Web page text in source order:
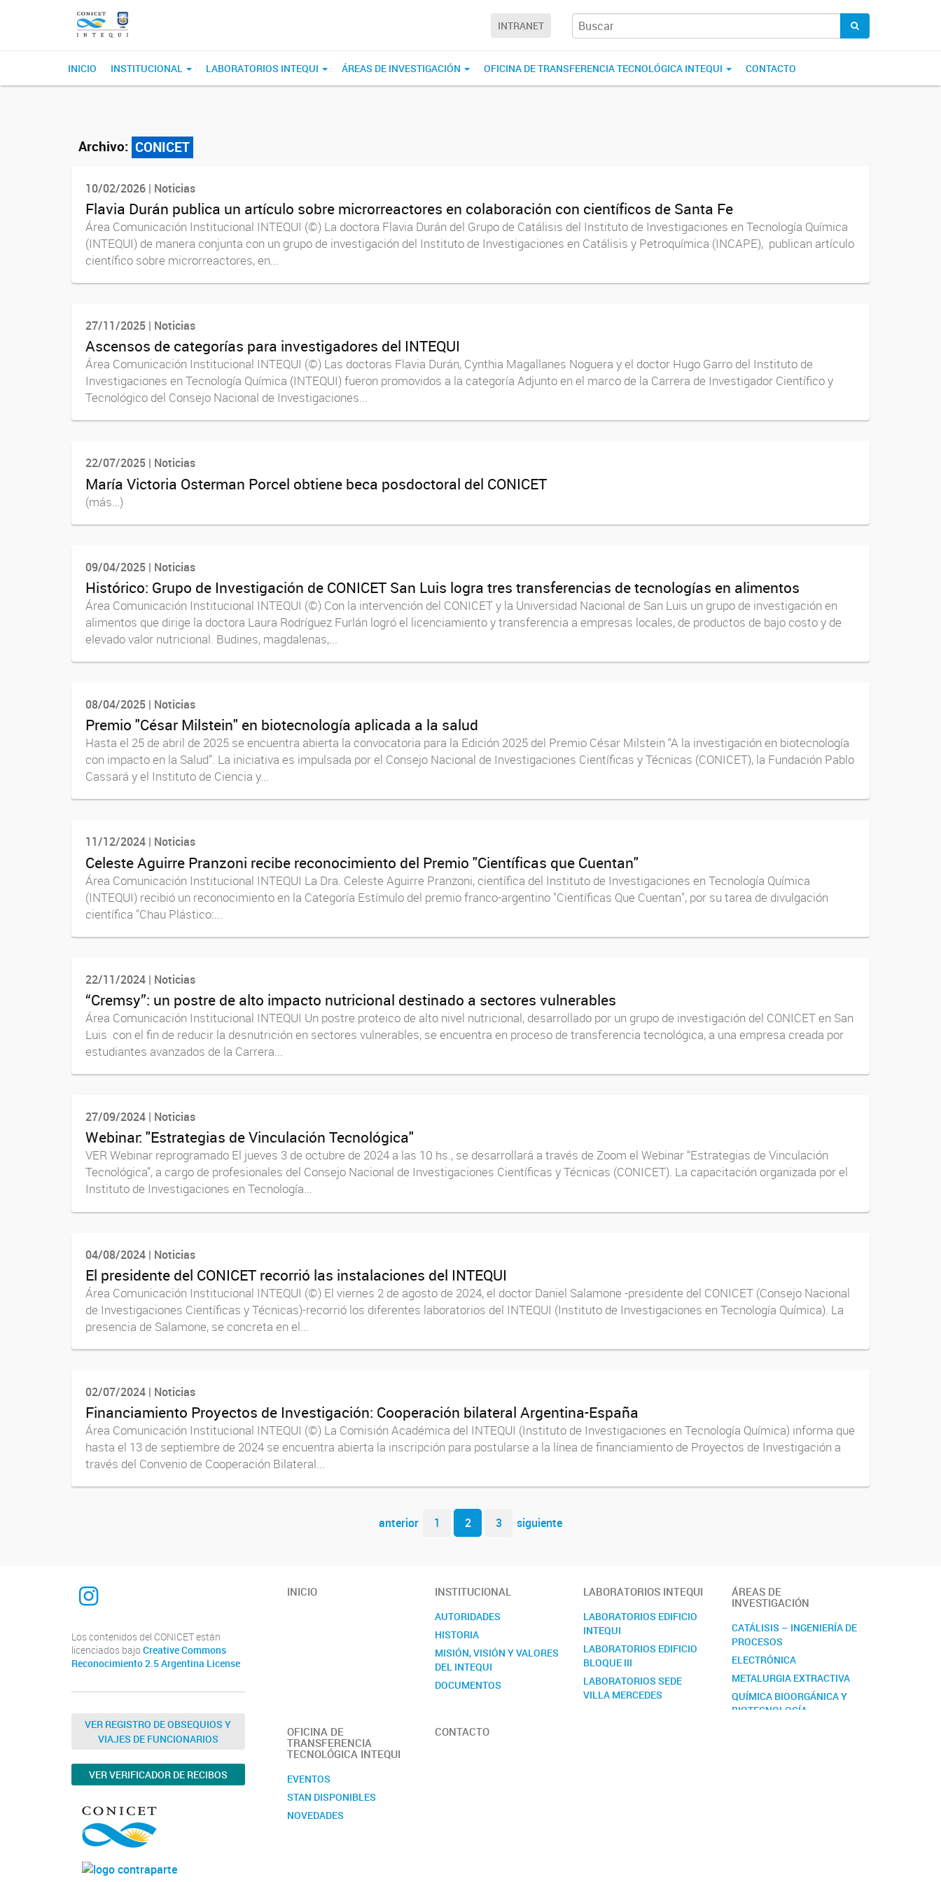
INTRANET
INICIO INSTITUCIONAL LABORATORIOS INTEQUI ÁREAS DE INVESTIGACIÓN OFICINA DE TRANSFERENCIA TECNOLÓGICA INTEQUI CONTACTO
Archivo: CONICET
10/02/2026 | Noticias
Flavia Durán publica un artículo sobre microrreactores en colaboración con científicos de Santa Fe
Área Comunicación Institucional INTEQUI (©) La doctora Flavia Durán del Grupo de Catálisis del Instituto de Investigaciones en Tecnología Química
(INTEQUI) de manera conjunta con un grupo de investigación del Instituto de Investigaciones en Catálisis y Petroquímica (INCAPE), publican artículo
científico sobre microrreactores, en...
27/11/2025 | Noticias
Ascensos de categorías para investigadores del INTEQUI
Área Comunicación Institucional INTEQUI (©) Las doctoras Flavia Durán, Cynthia Magallanes Noguera y el doctor Hugo Garro del Instituto de
Investigaciones en Tecnología Química (INTEQUI) fueron promovidos a la categoría Adjunto en el marco de la Carrera de Investigador Científico y
Tecnológico del Consejo Nacional de Investigaciones...
22/07/2025 | Noticias
María Victoria Osterman Porcel obtiene beca posdoctoral del CONICET
(más…)
09/04/2025 | Noticias
Histórico: Grupo de Investigación de CONICET San Luis logra tres transferencias de tecnologías en alimentos
Área Comunicación Institucional INTEQUI (©) Con la intervención del CONICET y la Universidad Nacional de San Luis un grupo de investigación en
alimentos que dirige la doctora Laura Rodríguez Furlán logró el licenciamiento y transferencia a empresas locales, de productos de bajo costo y de
elevado valor nutricional. Budines, magdalenas,...
08/04/2025 | Noticias
Premio "César Milstein" en biotecnología aplicada a la salud
Hasta el 25 de abril de 2025 se encuentra abierta la convocatoria para la Edición 2025 del Premio César Milstein “A la investigación en biotecnología
con impacto en la Salud”. La iniciativa es impulsada por el Consejo Nacional de Investigaciones Científicas y Técnicas (CONICET), la Fundación Pablo
Cassará y el Instituto de Ciencia y...
11/12/2024 | Noticias
Celeste Aguirre Pranzoni recibe reconocimiento del Premio "Científicas que Cuentan"
Área Comunicación Institucional INTEQUI La Dra. Celeste Aguirre Pranzoni, científica del Instituto de Investigaciones en Tecnología Química
(INTEQUI) recibió un reconocimiento en la Categoría Estímulo del premio franco-argentino "Científicas Que Cuentan", por su tarea de divulgación
científica "Chau Plástico:...
22/11/2024 | Noticias
“Cremsy”: un postre de alto impacto nutricional destinado a sectores vulnerables
Área Comunicación Institucional INTEQUI Un postre proteico de alto nivel nutricional, desarrollado por un grupo de investigación del CONICET en San
Luis con el fin de reducir la desnutrición en sectores vulnerables, se encuentra en proceso de transferencia tecnológica, a una empresa creada por
estudiantes avanzados de la Carrera...
27/09/2024 | Noticias
Webinar: "Estrategias de Vinculación Tecnológica"
VER Webinar reprogramado El jueves 3 de octubre de 2024 a las 10 hs., se desarrollará a través de Zoom el Webinar “Estrategias de Vinculación
Tecnológica”, a cargo de profesionales del Consejo Nacional de Investigaciones Científicas y Técnicas (CONICET). La capacitación organizada por el
Instituto de Investigaciones en Tecnología...
04/08/2024 | Noticias
El presidente del CONICET recorrió las instalaciones del INTEQUI
Área Comunicación Institucional INTEQUI (©) El viernes 2 de agosto de 2024, el doctor Daniel Salamone -presidente del CONICET (Consejo Nacional
de Investigaciones Científicas y Técnicas)-recorrió los diferentes laboratorios del INTEQUI (Instituto de Investigaciones en Tecnología Química). La
presencia de Salamone, se concreta en el...
02/07/2024 | Noticias
Financiamiento Proyectos de Investigación: Cooperación bilateral Argentina-España
Área Comunicación Institucional INTEQUI (©) La Comisión Académica del INTEQUI (Instituto de Investigaciones en Tecnología Química) informa que
hasta el 13 de septiembre de 2024 se encuentra abierta la inscripción para postularse a la línea de financiamiento de Proyectos de Investigación a
través del Convenio de Cooperación Bilateral...
anterior 1 2 3 siguiente
INTEQUI
Los contenidos del CONICET están
licenciados bajo Creative Commons
Reconocimiento 2.5 Argentina License
VER REGISTRO DE OBSEQUIOS Y
VIAJES DE FUNCIONARIOS
VER VERIFICADOR DE RECIBOS
INICIO INSTITUCIONAL
AUTORIDADES
HISTORIA
MISIÓN, VISIÓN Y VALORES
DEL INTEQUI
DOCUMENTOS
OBJETIVOS
LABORATORIOS INTEQUI
LABORATORIOS EDIFICIO
INTEQUI
LABORATORIOS EDIFICIO
BLOQUE III
LABORATORIOS SEDE
VILLA MERCEDES
ÁREAS DE
INVESTIGACIÓN
CATÁLISIS – INGENIERÍA DE
PROCESOS
ELECTRÓNICA
METALURGIA EXTRACTIVA
QUÍMICA BIOORGÁNICA Y
BIOTECNOLOGÍA
OFICINA DE
TRANSFERENCIA
TECNOLÓGICA INTEQUI
EVENTOS
STAN DISPONIBLES
NOVEDADES
CONTACTO